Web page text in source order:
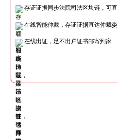
存证证据同步法院司法区块链，可
在线智能仲裁，存证证据直达仲裁委
在线出证，足不出户证书邮寄到家